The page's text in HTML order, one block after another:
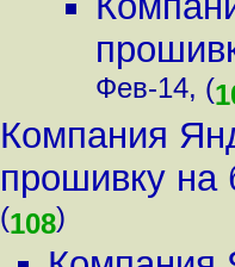
Фев-14, (
Компания
прошивку на
(108)